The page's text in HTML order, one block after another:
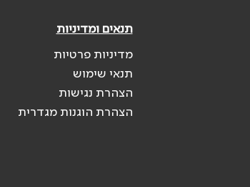
תנאים ומדיניות
מדיניות פרטיות
תנאי שימוש
הצהרת נגישות
הצהרת הוגנות מגדרית